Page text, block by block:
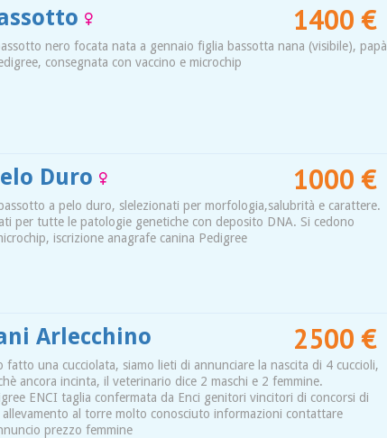
1400 €
nero focata nata a gennaio figlia bassotta nana (visibile), papà
consegnata con vaccino e microchip
Duro 1000 €
a pelo duro, slelezionati per morfologia,salubrità e carattere.
per tutte le patologie genetiche con deposito DNA. Si cedono
iscrizione anagrafe canina Pedigree
Arlecchino 2500 €
fatto una cucciolata, siamo lieti di annunciare la nascita di 4 cuccioli,
ancora incinta, il veterinario dice 2 maschi e 2 femmine.
ENCI taglia confermata da Enci genitori vincitori di concorsi di
al torre molto conosciuto informazioni contattare
prezzo femmine